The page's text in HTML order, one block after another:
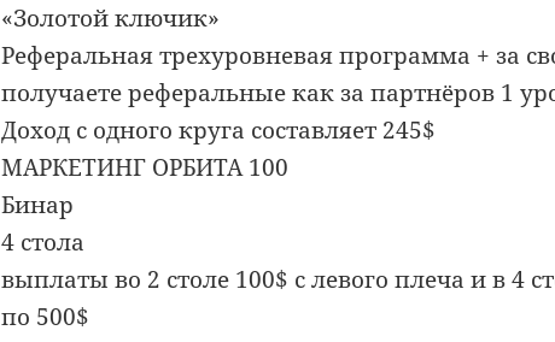
«Золотой ключик»
Реферальная трехуровневая программа + за
получаете реферальные как за партнёров 1
Доход с одного круга составляет 245$
МАРКЕТИНГ ОРБИТА 100
Бинар
4 стола
выплаты во 2 столе 100$ с левого плеча и в 4
по 500$